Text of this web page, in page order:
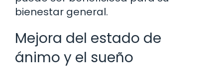
bienestar general.
Mejora del estado de
ánimo y el sueño